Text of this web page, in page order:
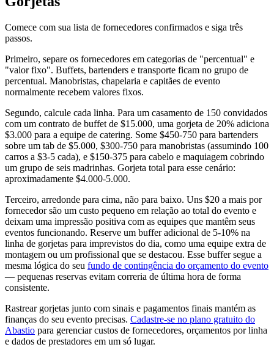
Comece com sua lista de fornecedores confirmados e siga três
passos.
Primeiro, separe os fornecedores em categorias de "percentual" e
"valor fixo". Buffets, bartenders e transporte ficam no grupo de
percentual. Manobristas, chapelaria e capitães de evento
normalmente recebem valores fixos.
Segundo, calcule cada linha. Para um casamento de 150 convidados
com um contrato de buffet de $15.000, uma gorjeta de 20% adiciona
$3.000 para a equipe de catering. Some $450-750 para bartenders
sobre um tab de $5.000, $300-750 para manobristas (assumindo 100
carros a $3-5 cada), e $150-375 para cabelo e maquiagem cobrindo
um grupo de seis madrinhas. Gorjeta total para esse cenário:
aproximadamente $4.000-5.000.
Terceiro, arredonde para cima, não para baixo. Uns $20 a mais por
fornecedor são um custo pequeno em relação ao total do evento e
deixam uma impressão positiva com as equipes que mantêm seus
eventos funcionando. Reserve um buffer adicional de 5-10% na
linha de gorjetas para imprevistos do dia, como uma equipe extra de
montagem ou um profissional que se destacou. Esse buffer segue a
mesma lógica do seu fundo de contingência do orçamento do evento
— pequenas reservas evitam correria de última hora de forma
consistente.
Rastrear gorjetas junto com sinais e pagamentos finais mantém as
finanças do seu evento precisas. Cadastre-se no plano gratuito do
Abastio para gerenciar custos de fornecedores, orçamentos por linha
e dados de prestadores em um só lugar.